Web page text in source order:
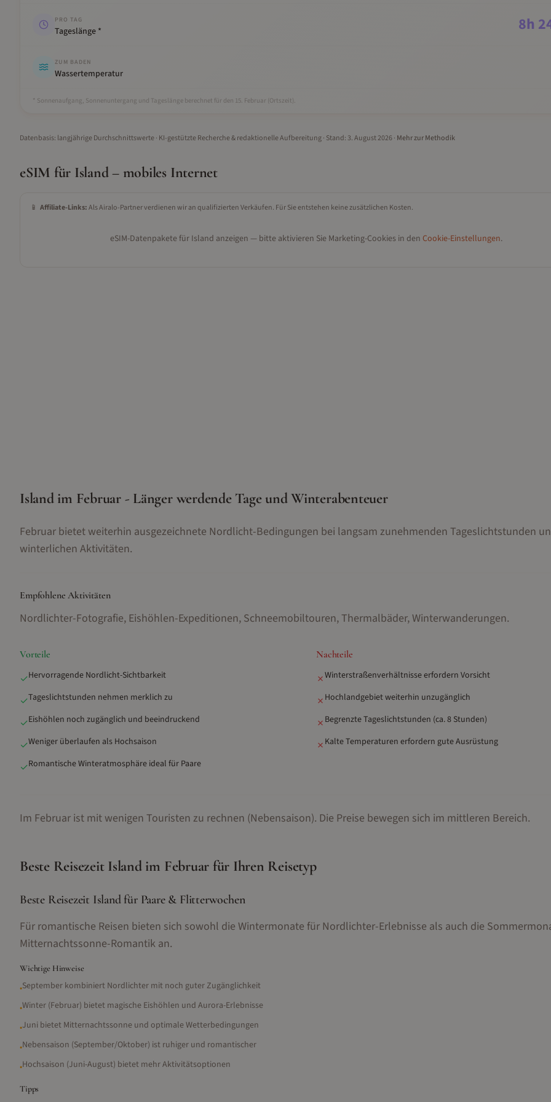
PRO TAG
Tageslänge * 8h
ZUM BADEN
Wassertemperatur
* Sonnenaufgang, Sonnenuntergang und Tageslänge berechnet für den 15. Februar (Ortszeit).
Datenbasis: langjährige Durchschnittswerte · KI-gestützte Recherche & redaktionelle Aufbereitung· Stand: 3. August 2026· Mehr zur Methodik
eSIM für Island– mobiles Internet
📱 Affiliate-Links:Als Airalo-Partner verdienen wir an qualifizierten Verkäufen. Für Sie entstehen keine zusätzlichen Kosten.
eSIM-Datenpakete für Island anzeigen — bitte aktivieren Sie Marketing-Cookies in den Cookie-Einstellungen.
Island im Februar - Länger werdende Tage und Winterabenteuer
Februar bietet weiterhin ausgezeichnete Nordlicht-Bedingungen bei langsam zunehmenden Tageslichtstunden
winterlichen Aktivitäten.
Empfohlene Aktivitäten
Nordlichter-Fotografie, Eishöhlen-Expeditionen, Schneemobiltouren, Thermalbäder, Winterwanderungen.
Vorteile
✓Hervorragende Nordlicht-Sichtbarkeit
✓Tageslichtstunden nehmen merklich zu
✓Eishöhlen noch zugänglich und beeindruckend
✓Weniger überlaufen als Hochsaison
✓Romantische Winteratmosphäre ideal für Paare
Nachteile
✗Winterstraßenverhältnisse erfordern Vorsicht
✗ Hochlandgebiet weiterhin unzugänglich
✗ Begrenzte Tageslichtstunden (ca. 8 Stunden)
✗ Kalte Temperaturen erfordern gute Ausrüstung
Im Februar ist mit wenigen Touristen zu rechnen (Nebensaison). Die Preise bewegen sich im mittleren Bereich.
Beste Reisezeit Islandim Februar für Ihren Reisetyp
Beste Reisezeit Island für Paare & Flitterwochen
Für romantische Reisen bieten sich sowohl die Wintermonate für Nordlichter-Erlebnisse als auch die
Mitternachtssonne-Romantik an.
Wichtige Hinweise
•September kombiniert Nordlichter mit noch guter Zugänglichkeit
•Winter (Februar) bietet magische Eishöhlen und Aurora-Erlebnisse
•Juni bietet Mitternachtssonne und optimale Wetterbedingungen
•Nebensaison (September/Oktober) ist ruhiger und romantischer
•Hochsaison (Juni-August) bietet mehr Aktivitätsoptionen
Tipps